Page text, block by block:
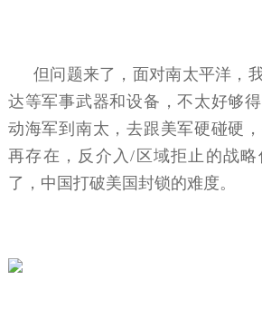
但问题来了，面对南太平洋，
达等军事武器和设备，不太好够
动海军到南太，去跟美军硬碰硬
再存在，反介入/区域拒止的战
了，中国打破美国封锁的难度。